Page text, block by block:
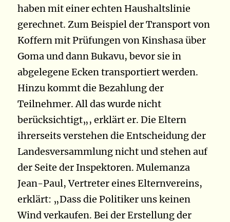
haben mit einer echten Haushaltslinie
gerechnet. Zum Beispiel der Transport von
Koffern mit Prüfungen von Kinshasa über
Goma und dann Bukavu, bevor sie in
abgelegene Ecken transportiert werden.
Hinzu kommt die Bezahlung der
Teilnehmer. All das wurde nicht
berücksichtigt„, erklärt er. Die Eltern
ihrerseits verstehen die Entscheidung der
Landesversammlung nicht und stehen auf
der Seite der Inspektoren. Mulemanza
Jean-Paul, Vertreter eines Elternvereins,
erklärt: „Dass die Politiker uns keinen
Wind verkaufen. Bei der Erstellung der